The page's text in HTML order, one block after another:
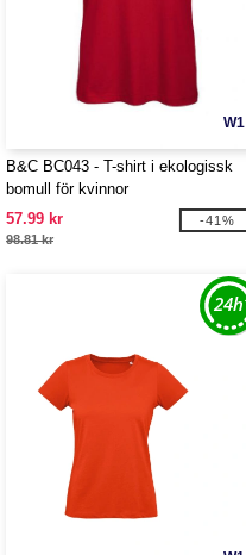
W1
B&C BC043 - T-shirt i ekologissk
bomull för kvinnor
57.99 kr
98.81 kr
-41%